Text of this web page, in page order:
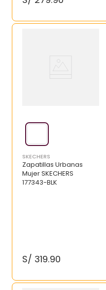
SKECHERS
Zapatillas Urbanas
Mujer SKECHERS
177343-BLK
S/ 319.90